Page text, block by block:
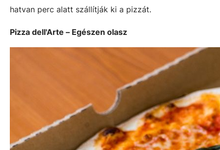
hatvan perc alatt szállítják ki a pizzát.
Pizza dell'Arte – Egészen olasz